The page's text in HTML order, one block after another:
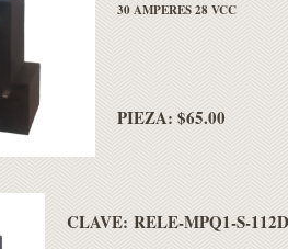
30 AMPERES 28 VCC
PIEZA: $65.00
CLAVE: RELE-MPQ1-S-